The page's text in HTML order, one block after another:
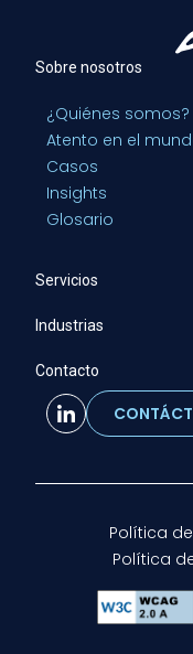
Sobre nosotros
¿Quiénes somos?
Atento en el
Casos
Insights
Glosario
Servicios
Industrias
Contacto
Política
Política